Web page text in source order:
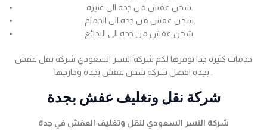
شحن عفش من جده الى عنيزة.
شحن عفش من جده الى الدمام.
شحن عفش من جده الى البدائع.
خدمات كثيرة جدا توفرها لكم شركه النسر السعودي شركة نقل عفش
بجده افضل شركة شحن عفش بجدة وخارجها .
شركة نقل وتغليف عفش بجدة
شركة النسر السعودي لنقل وتغليف العفش في جدة